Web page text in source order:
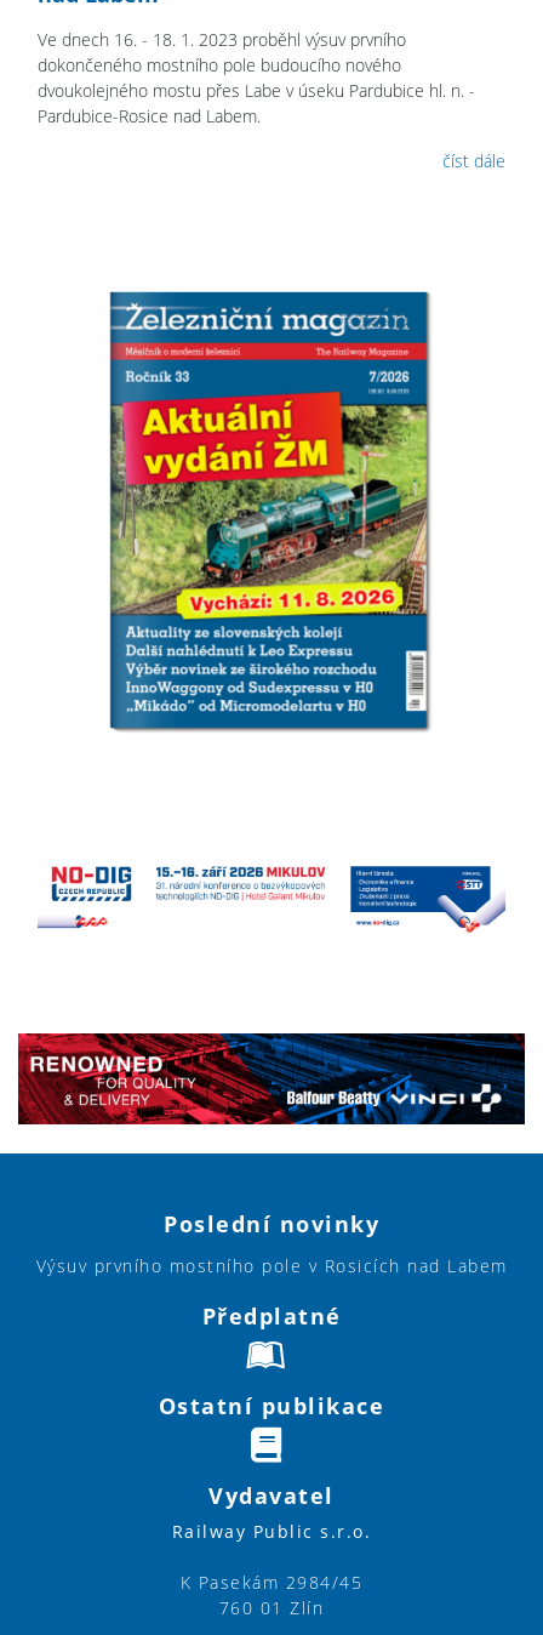
Ve dnech 16. - 18. 1. 2023 proběhl výsuv prvního
dokončeného mostního pole budoucího nového
dvoukolejného mostu přes Labe v úseku Pardubice hl. n. -
Pardubice-Rosice nad Labem.
číst dále
Poslední novinky
Výsuv prvního mostního pole v Rosicích nad Labem
Předplatné
Ostatní publikace
Vydavatel
Railway Public s.r.o.
K Pasekám 2984/45
760 01 Zlín